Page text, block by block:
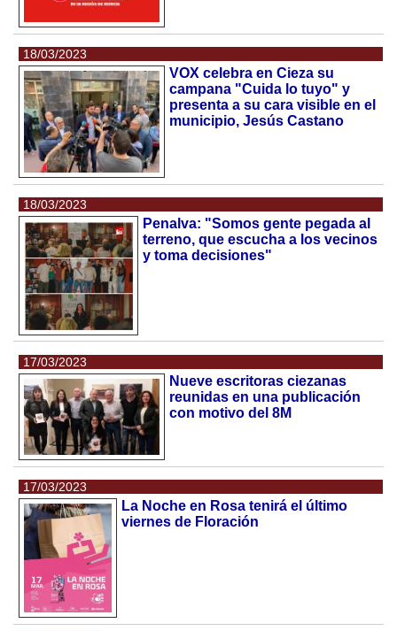
18/03/2023
VOX celebra en Cieza su
campana "Cuida lo tuyo" y
presenta a su cara visible en el
municipio, Jesús Castano
18/03/2023
Penalva: "Somos gente pegada al
terreno, que escucha a los vecinos
y toma decisiones"
17/03/2023
Nueve escritoras ciezanas
reunidas en una publicación
con motivo del 8M
17/03/2023
La Noche en Rosa tenirá el último
viernes de Floración